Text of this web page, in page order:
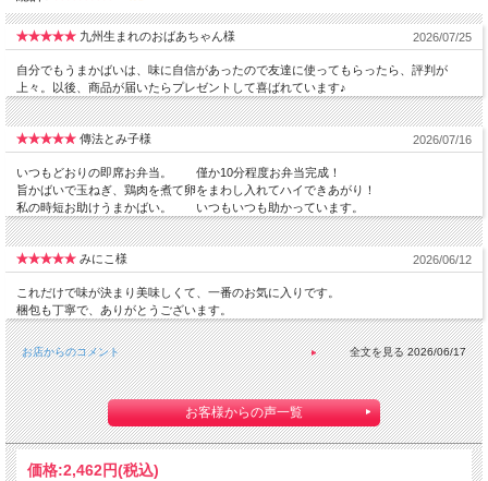
九州生まれのおばあちゃん様 2026/07/25
自分でもうまかばいは、味に自信があったので友達に使ってもらったら、評判が
上々。以後、商品が届いたらプレゼントして喜ばれています♪
傳法とみ子様 2026/07/16
いつもどおりの即席お弁当。 僅か10分程度お弁当完成！
旨かばいで玉ねぎ、鶏肉を煮て卵をまわし入れてハイできあがり！
私の時短お助けうまかばい。 いつもいつも助かっています。
みにこ様 2026/06/12
これだけで味が決まり美味しくて、一番のお気に入りです。
梱包も丁寧で、ありがとうございます。
お店からのコメント 2026/06/17
お客様からの声一覧
価格:2,462円(税込)